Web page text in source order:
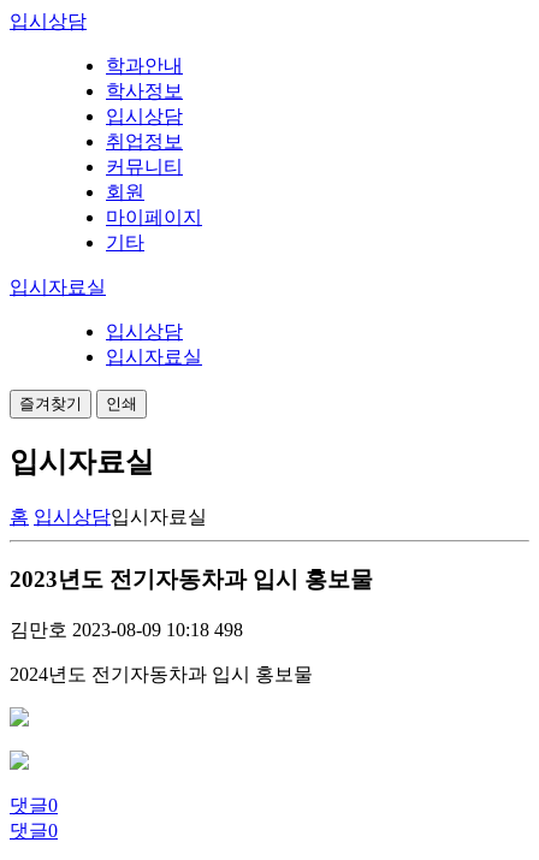
입시상담
학과안내
학사정보
입시상담
취업정보
커뮤니티
회원
마이페이지
기타
입시자료실
입시상담
입시자료실
즐겨찾기 인쇄
입시자료실
홈 입시상담입시자료실
2023년도 전기자동차과 입시 홍보물
김만호 2023-08-09 10:18 498
2024년도 전기자동차과 입시 홍보물
댓글0
댓글0